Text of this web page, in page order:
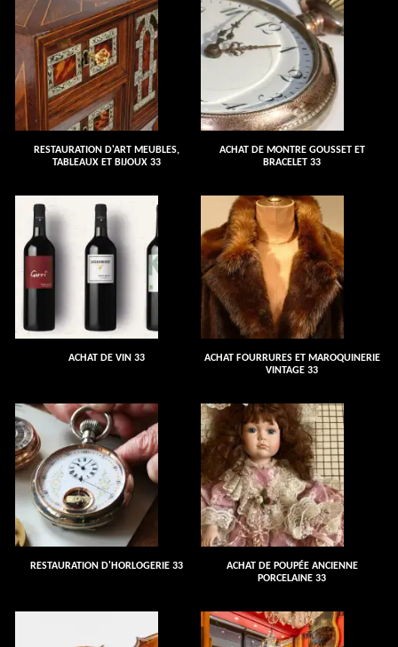
RESTAURATION D'ART MEUBLES,
TABLEAUX ET BIJOUX 33
ACHAT DE MONTRE GOUSSET ET
BRACELET 33
ACHAT DE VIN 33
ACHAT FOURRURES ET MAROQUINERIE
VINTAGE 33
RESTAURATION D'HORLOGERIE 33
ACHAT DE POUPÉE ANCIENNE
PORCELAINE 33